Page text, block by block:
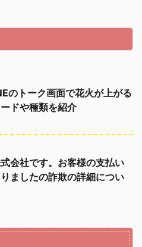
のトーク画面で花火が上がる
ドや種類を紹介
会社です。お客様の支払い
ましたの詐欺の詳細につい